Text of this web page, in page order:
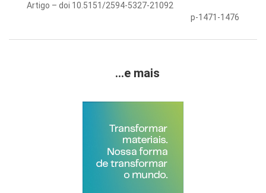
Artigo – doi 10.5151/2594-5327-21092
p-1471-1476
...e mais